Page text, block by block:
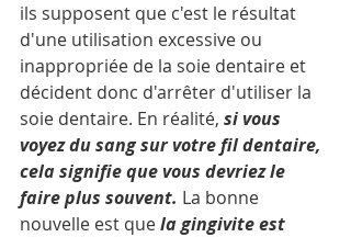
ils supposent que c'est le résultat
d'une utilisation excessive ou
inappropriée de la soie dentaire et
décident donc d'arrêter d'utiliser la
soie dentaire. En réalité, si vous
voyez du sang sur votre fil dentaire,
cela signifie que vous devriez le
faire plus souvent. La bonne
nouvelle est que la gingivite est